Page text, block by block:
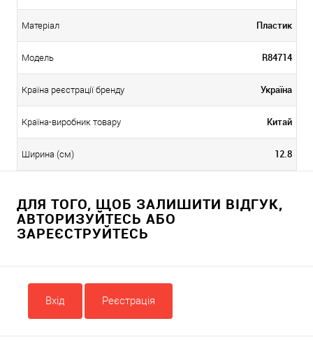
Матеріал Пластик
Модель R84714
Країна реєстрації бренду Україна
Країна-виробник товару Китай
Ширина (см) 12.8
ДЛЯ ТОГО, ЩОБ ЗАЛИШИТИ ВІДГУК,
АВТОРИЗУЙТЕСЬ АБО
ЗАРЕЄСТРУЙТЕСЬ
Вхід Реєстрація